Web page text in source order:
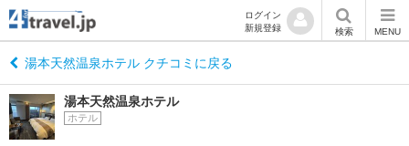
ログイン
新規登録
検索 MENU
湯本天然温泉ホテル クチコミに戻る
湯本天然温泉ホテル
ホテル